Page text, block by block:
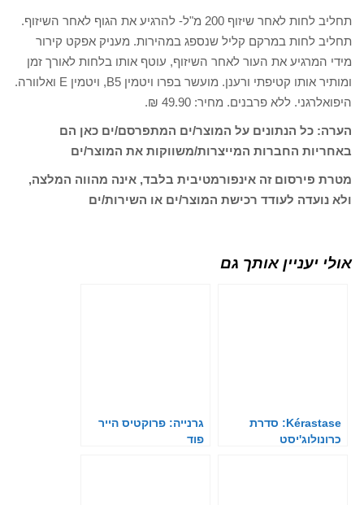
תחליב לחות לאחר שיזוף 200 מ"ל- להרגיע את הגוף לאחר השיזוף.
תחליב לחות במרקם קליל שנספג במהירות. מעניק אפקט קירור
מידי המרגיע את העור לאחר השיזוף, עוטף אותו בלחות לאורך זמן
ומותיר אותו קטיפתי ורענן. מועשר בפרו ויטמין B5, ויטמין E ואלוורה.
היפואלרגני. ללא פרבנים. מחיר: 49.90 ₪.
הערה: כל הנתונים על המוצר/ים המתפרסם/ים כאן הם
באחריות החברות המייצרות/משווקות את המוצר/ים
מטרת פירסום זה אינפורמטיבית בלבד, אינה מהווה המלצה,
ולא נועדה לעודד רכישת המוצר/ים או השירות/ים
אולי יעניין אותך גם
Kérastase: סדרת
כרונולוג'יסט
גרנייה: פרוקטיס הייר
פוד